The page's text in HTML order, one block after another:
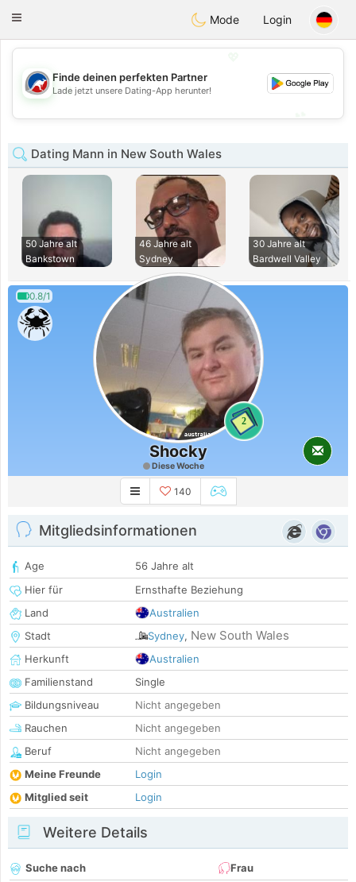
Australia Chat
Toggle
Mode Login
💖
💕
Finde deinen perfekten Partner
Lade jetzt unsere Dating-App herunter!
Dating Mann in New South Wales
50 Jahre alt
Bankstown
46 Jahre alt
Sydney
30 Jahre alt
Bardwell Valley
0.8/1
2
Shocky
Diese Woche
140
Mitgliedsinformationen
Age
56 Jahre alt
Hier für
Ernsthafte Beziehung
Land
Australien
Stadt
Sydney, New South Wales
Herkunft
Australien
Familienstand
Single
Bildungsniveau
Nicht angegeben
Rauchen
Nicht angegeben
Beruf
Nicht angegeben
Meine Freunde
Login
Mitglied seit
Login
Weitere Details
Suche nach
Frau